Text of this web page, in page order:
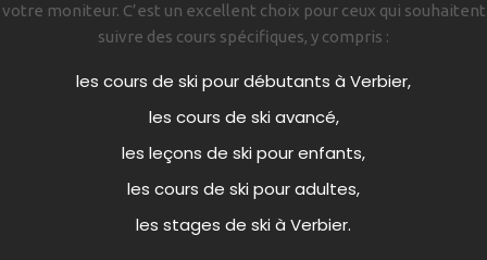
votre moniteur. C’est un excellent choix pour ceux qui souhaitent
suivre des cours spécifiques, y compris :
les cours de ski pour débutants à Verbier,
les cours de ski avancé,
les leçons de ski pour enfants,
les cours de ski pour adultes,
les stages de ski à Verbier.